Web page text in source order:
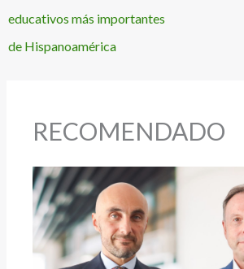
educativos más importantes
de Hispanoamérica
RECOMENDADO